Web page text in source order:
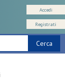
Cerca
Accedi
Registrati